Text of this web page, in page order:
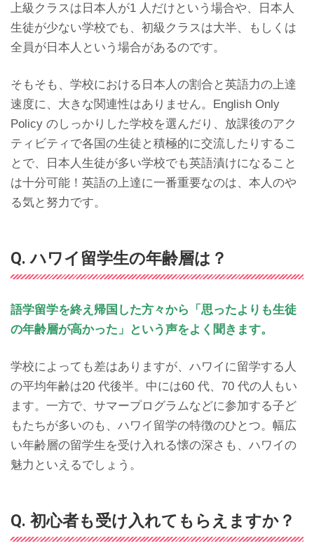
上級クラスは日本人が1 人だけという場合や、日本人
生徒が少ない学校でも、初級クラスは大半、もしくは
全員が日本人という場合があるのです。
そもそも、学校における日本人の割合と英語力の上達
速度に、大きな関連性はありません。English Only
Policy のしっかりした学校を選んだり、放課後のアク
ティビティで各国の生徒と積極的に交流したりするこ
とで、日本人生徒が多い学校でも英語漬けになること
は十分可能！英語の上達に一番重要なのは、本人のや
る気と努力です。
Q. ハワイ留学生の年齢層は？
語学留学を終え帰国した方々から「思ったよりも生徒
の年齢層が高かった」という声をよく聞きます。
学校によっても差はありますが、ハワイに留学する人
の平均年齢は20 代後半。中には60 代、70 代の人もい
ます。一方で、サマープログラムなどに参加する子ど
もたちが多いのも、ハワイ留学の特徴のひとつ。幅広
い年齢層の留学生を受け入れる懐の深さも、ハワイの
魅力といえるでしょう。
Q. 初心者も受け入れてもらえますか？